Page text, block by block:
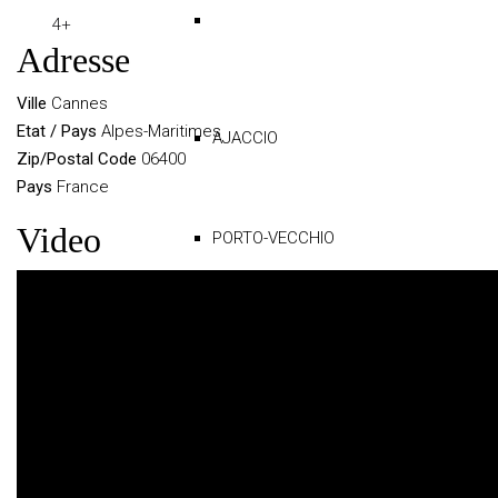
AJACCIO
PORTO-VECCHIO
4+
Adresse
Ville Cannes
Etat / Pays Alpes-Maritimes
Zip/Postal Code 06400
Pays France
Video